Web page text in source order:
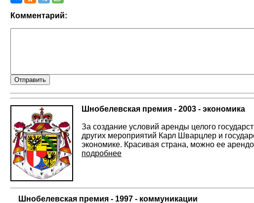
Комментарий:
Шнобелевская премия - 2003 - экономика
За создание условий аренды целого
других мероприятий Карл Шварцлер и
экономике. Красивая страна, можно ее
подробнее
Шнобелевская премия - 1997 - коммуникации